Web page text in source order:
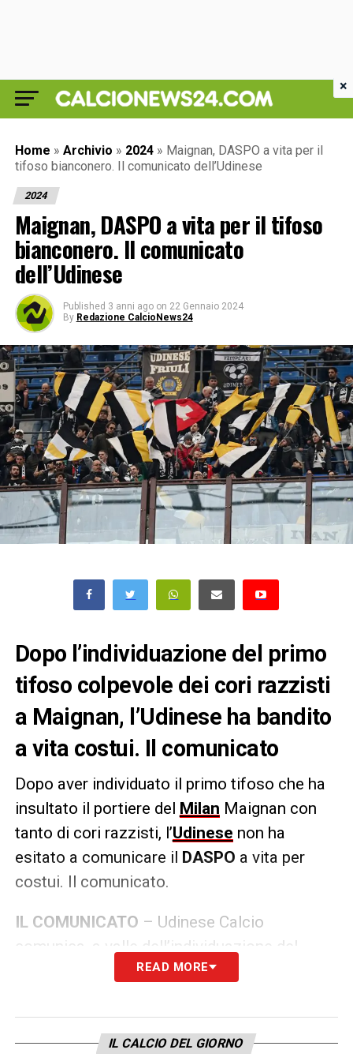
Home » Archivio » 2024 » Maignan, DASPO a vita per il
tifoso bianconero. Il comunicato dell’Udinese
2024
Maignan, DASPO a vita per il tifoso
bianconero. Il comunicato
dell’Udinese
Published 3 anni ago on 22 Gennaio 2024
By Redazione CalcioNews24
Dopo l’individuazione del primo
tifoso colpevole dei cori razzisti
a Maignan, l’Udinese ha bandito
a vita costui. Il comunicato
Dopo aver individuato il primo tifoso che ha
insultato il portiere del Milan Maignan con
tanto di cori razzisti, l’Udinese non ha
esitato a comunicare il DASPO a vita per
costui. Il comunicato.
IL COMUNICATO – Udinese Calcio
comunica, a valle dell’individuazione del
primo responsabile dei deplorevoli insulti
questione sarà, a tempo indeterminato,
bandito dal nostro stadio con effetto
READ MORE
IL CALCIO DEL GIORNO
×